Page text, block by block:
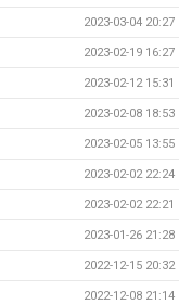
2023-03-04 20:27
2023-02-19 16:27
2023-02-12 15:31
2023-02-08 18:53
2023-02-05 13:55
2023-02-02 22:24
2023-02-02 22:21
2023-01-26 21:28
2022-12-15 20:32
2022-12-08 21:14